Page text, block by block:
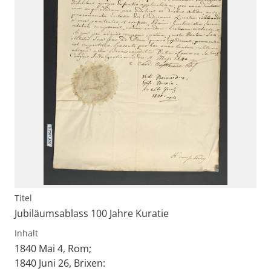
Titel
Jubiläumsablass 100 Jahre Kuratie
Inhalt
1840 Mai 4, Rom;
1840 Juni 26, Brixen: